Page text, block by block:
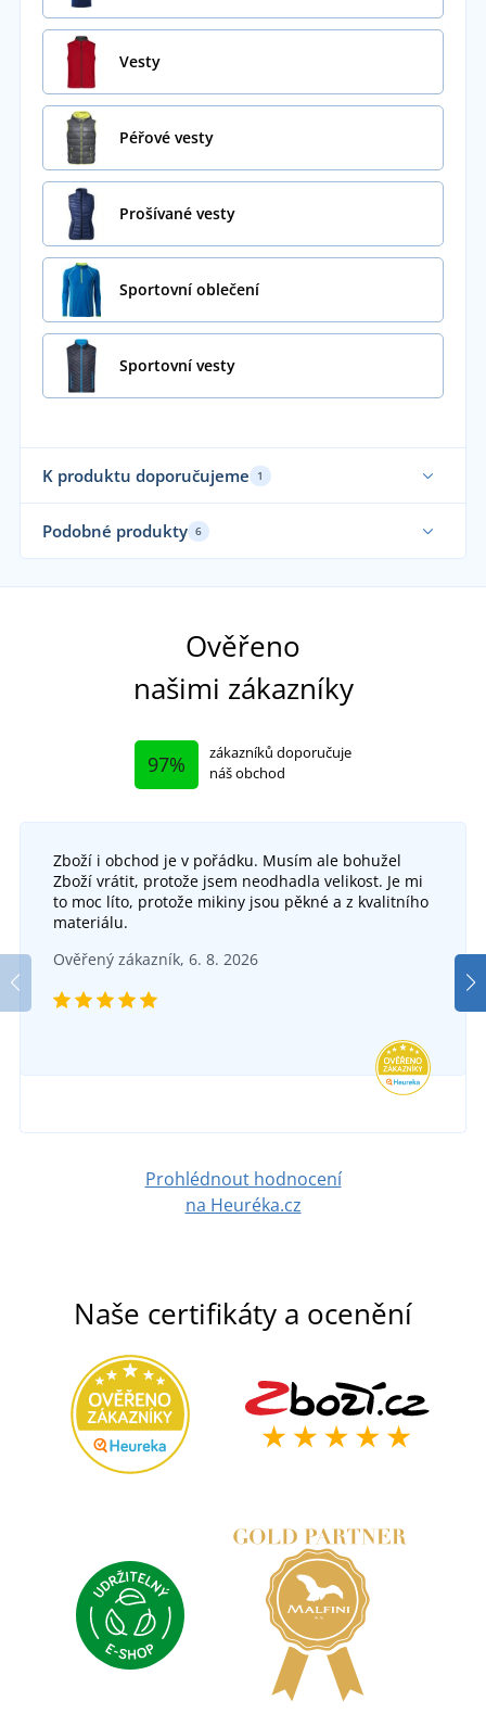
Vesty
Péřové vesty
Prošívané vesty
Sportovní oblečení
Sportovní vesty
K produktu doporučujeme 1
Lehká pánská péřová vesta JN1062
SKLADEM
Podobné produkty 6
Dámská vesta Everest
903 Kč
Ověřeno
našimi zákazníky
97%
zákazníků doporučuje
náš obchod
Zboží i obchod je v pořádku. Musím ale bohužel
Zboží vrátit, protože jsem neodhadla velikost. Je mi
to moc líto, protože mikiny jsou pěkné a z kvalitního
materiálu.
Ověřený zákazník, 6. 8. 2026
Prohlédnout hodnocení
na Heuréka.cz
Naše certifikáty a ocenění